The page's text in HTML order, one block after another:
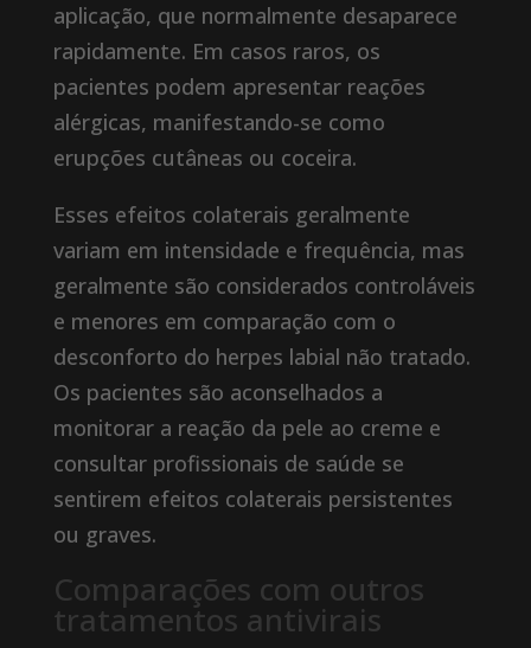
aplicação, que normalmente desaparece
rapidamente. Em casos raros, os
pacientes podem apresentar reações
alérgicas, manifestando-se como
erupções cutâneas ou coceira.
Esses efeitos colaterais geralmente
variam em intensidade e frequência, mas
geralmente são considerados controláveis
​​​​e menores em comparação com o
desconforto do herpes labial não tratado.
Os pacientes são aconselhados a
monitorar a reação da pele ao creme e
consultar profissionais de saúde se
sentirem efeitos colaterais persistentes
ou graves.
Comparações com outros
tratamentos antivirais